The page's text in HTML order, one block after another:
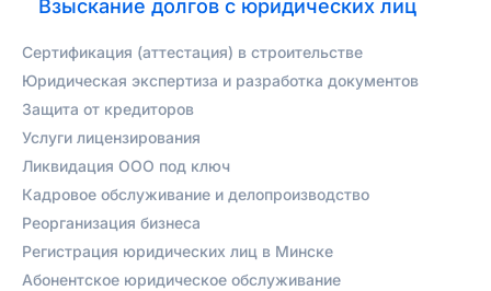
Взыскание долгов с юридических лиц
Сертификация (аттестация) в строительстве
Юридическая экспертиза и разработка документов
Защита от кредиторов
Услуги лицензирования
Ликвидация ООО под ключ
Кадровое обслуживание и делопроизводство
Реорганизация бизнеса
Регистрация юридических лиц в Минске
Абонентское юридическое обслуживание